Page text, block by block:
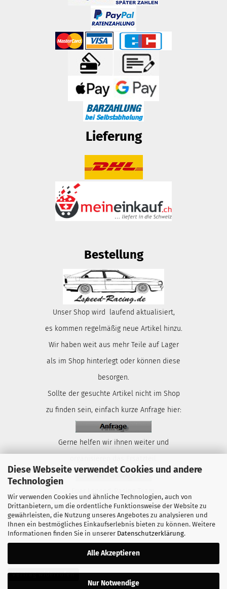
Diese Webseite verwendet Cookies und andere
Technologien
Wir verwenden Cookies und ähnliche Technologien, auch von
Drittanbietern, um die ordentliche Funktionsweise der Website zu
gewährleisten, die Nutzung unseres Angebotes zu analysieren und
Ihnen ein bestmögliches Einkaufserlebnis bieten zu können. Weitere
Informationen finden Sie in unserer Datenschutzerklärung.
Alle Akzeptieren
Nur Notwendige
Lieferung
Bestellung
Unser Shop wird laufend aktualisiert,
es kommen regelmäßig neue Artikel hinzu.
Wir haben weit aus mehr Teile auf Lager
als im Shop hinterlegt oder können diese
besorgen.
Sollte der gesuchte Artikel nicht im Shop
zu finden sein, einfach kurze Anfrage hier:
Gerne helfen wir ihnen weiter und
Vertrag widerrufen